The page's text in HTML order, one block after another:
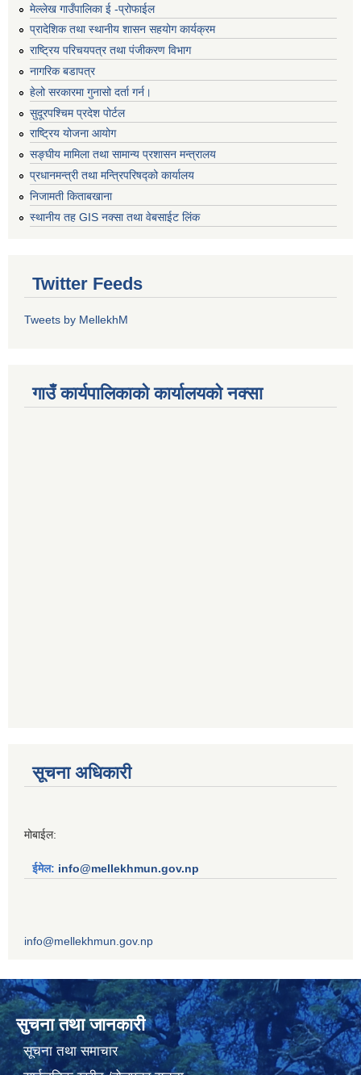
मेल्लेख गाउँपालिका ई -प्रोफाईल
प्रादेशिक तथा स्थानीय शासन सहयोग कार्यक्रम
राष्ट्रिय परिचयपत्र तथा पंजीकरण विभाग
नागरिक बडापत्र
हेलो सरकारमा गुनासो दर्ता गर्न।
सुदूरपश्चिम प्रदेश पोर्टल
राष्ट्रिय योजना आयोग
सङ्‍घीय मामिला तथा सामान्य प्रशासन मन्त्रालय
प्रधानमन्त्री तथा मन्त्रिपरिषद्को कार्यालय
निजामती किताबखाना
स्थानीय तह GIS नक्सा तथा वेबसाईट लिंक
Twitter Feeds
Tweets by MellekhM
गाउँ कार्यपालिकाको कार्यालयको नक्सा
सूचना अधिकारी
मोबाईल:
ईमेल: info@mellekhmun.gov.np
info@mellekhmun.gov.np
सुचना तथा जानकारी
सूचना तथा समाचार